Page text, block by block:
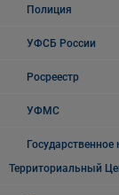
Полиция
УФСБ России
Росреестр
УФМС
Территориальный